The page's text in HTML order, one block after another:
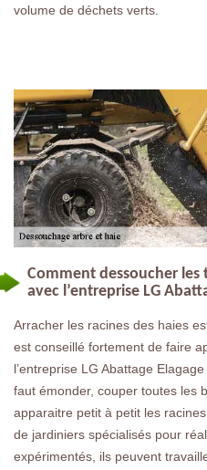
volume de déchets verts.
Comment dessoucher les
avec l’entreprise LG
Arracher les racines des haies
est conseillé fortement de faire
l’entreprise LG Abattage
faut émonder, couper toutes les
apparaitre petit à petit les
de jardiniers spécialisés pour
expérimentés, ils peuvent